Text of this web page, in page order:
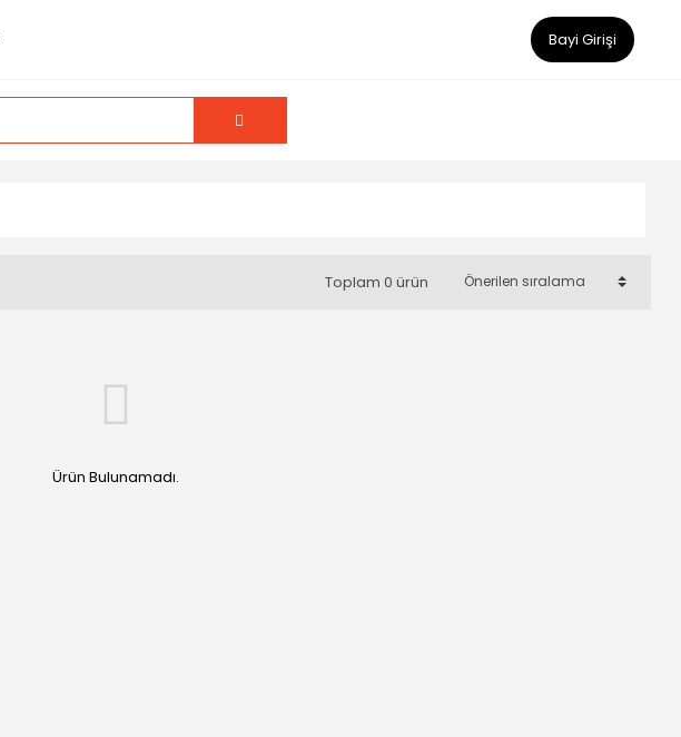
Bayi Girişi
Toplam 0 ürün
Ürün Bulunamadı.